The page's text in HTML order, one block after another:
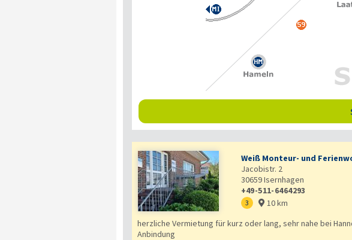
Weiß Monteur- und
Jacobistr. 2
30659Isernhagen
+49-511-6464293
3  10 km
herzliche Vermietung für kurz oder lang, sehr nahe bei
Anbindung